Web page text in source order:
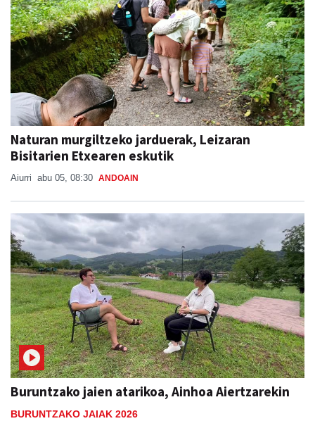
Naturan murgiltzeko jarduerak, Leizaran
Bisitarien Etxearen eskutik
Aiurri abu 05, 08:30 ANDOAIN
Buruntzako jaien atarikoa, Ainhoa Aiertzarekin
BURUNTZAKO JAIAK 2026